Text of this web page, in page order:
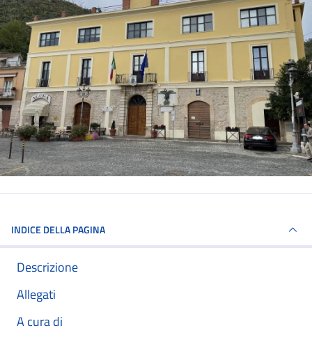
INDICE DELLA PAGINA
Descrizione
Allegati
A cura di